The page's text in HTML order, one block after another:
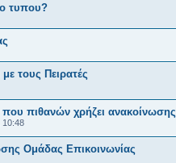
τυπου?
τους Πειρατές
πιθανών χρήζει ανακοίνωσης
10:48
Ομάδας Επικοινωνίας